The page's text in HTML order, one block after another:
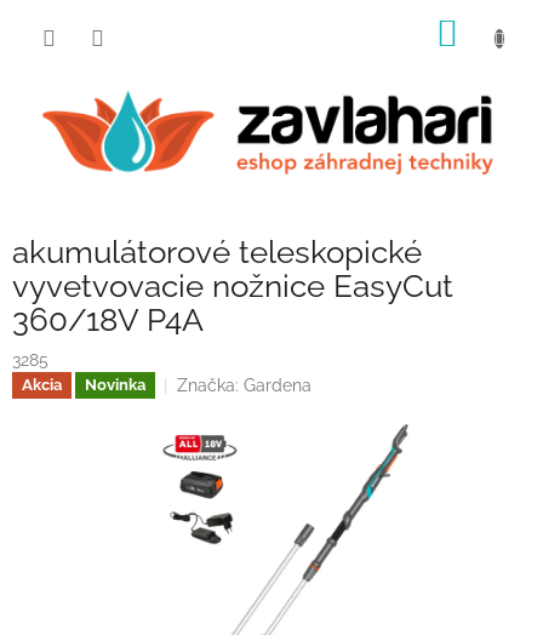
akumulátorové teleskopické
vyvetvovacie nožnice EasyCut
360/18V P4A
3285
Akcia Novinka Značka: Gardena